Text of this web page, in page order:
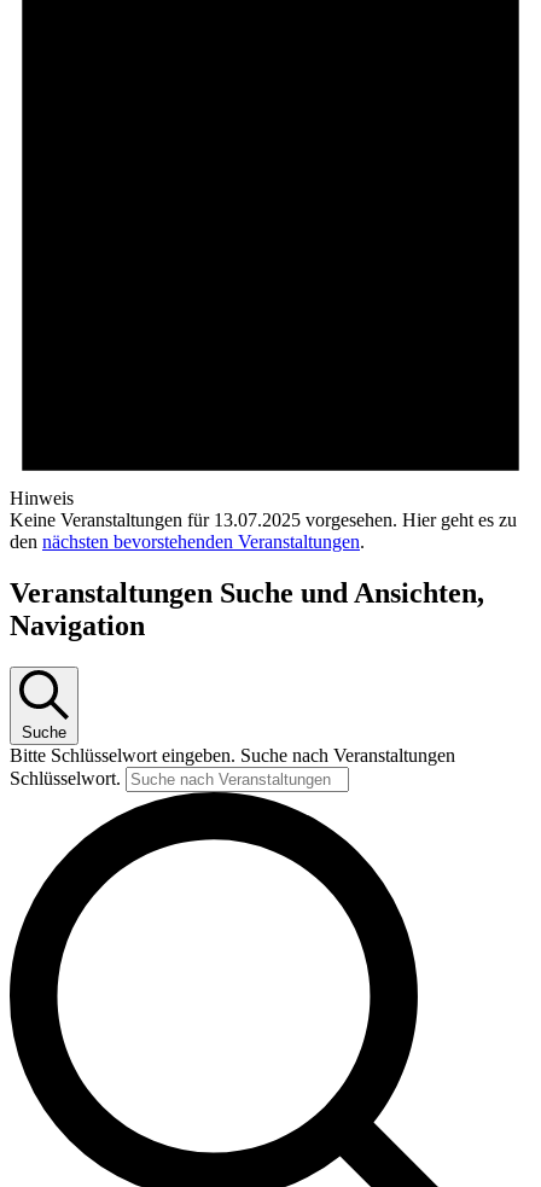
Hinweis
Keine Veranstaltungen für 13.07.2025 vorgesehen. Hier geht es zu
den nächsten bevorstehenden Veranstaltungen.
Veranstaltungen Suche und Ansichten,
Navigation
Suche
Bitte Schlüsselwort eingeben. Suche nach Veranstaltungen
Schlüsselwort.